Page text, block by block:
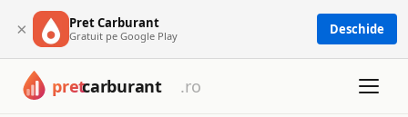
× Pret Carburant
Gratuit pe Google Play Deschide